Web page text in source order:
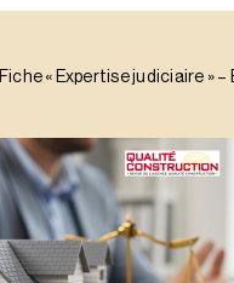
Fiche « Expertise judiciaire »